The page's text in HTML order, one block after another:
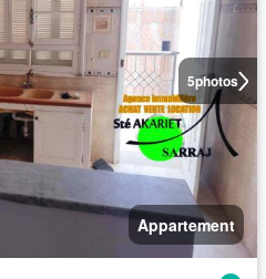
5photos
Appartement